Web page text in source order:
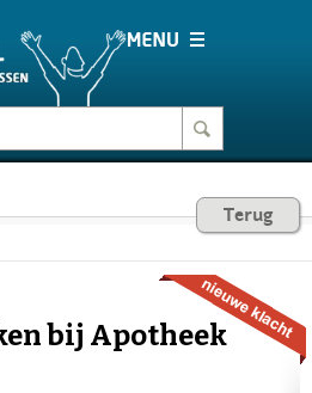
Terug
bij Apotheek